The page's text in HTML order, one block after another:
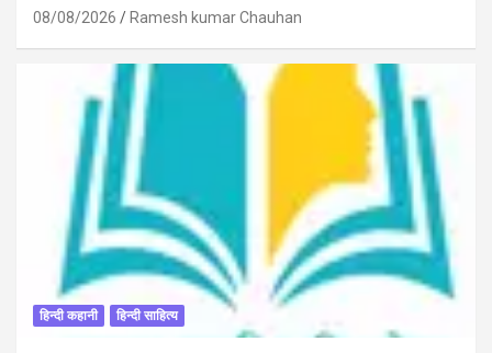
08/08/2026 Ramesh kumar Chauhan
हिन्दी कहानी हिन्दी साहित्य